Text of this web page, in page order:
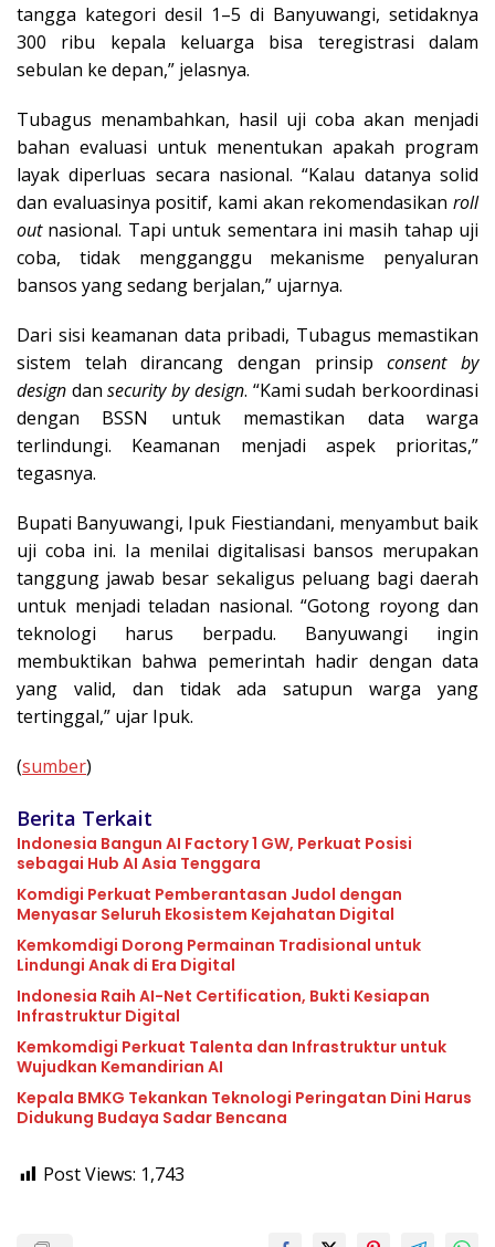
tangga kategori desil 1–5 di Banyuwangi, setidaknya
300 ribu kepala keluarga bisa teregistrasi dalam
sebulan ke depan,” jelasnya.
Tubagus menambahkan, hasil uji coba akan menjadi
bahan evaluasi untuk menentukan apakah program
layak diperluas secara nasional. “Kalau datanya solid
dan evaluasinya positif, kami akan rekomendasikan roll
outnasional. Tapi untuk sementara ini masih tahap uji
coba, tidak mengganggu mekanisme penyaluran
bansos yang sedang berjalan,” ujarnya.
Dari sisi keamanan data pribadi, Tubagus memastikan
sistem telah dirancang dengan prinsipconsent by
design dansecurity by design. “Kami sudah berkoordinasi
dengan BSSN untuk memastikan data warga
terlindungi. Keamanan menjadi aspek prioritas,”
tegasnya.
Bupati Banyuwangi, Ipuk Fiestiandani, menyambut baik
uji coba ini. Ia menilai digitalisasi bansos merupakan
tanggung jawab besar sekaligus peluang bagi daerah
untuk menjadi teladan nasional. “Gotong royong dan
teknologi harus berpadu. Banyuwangi ingin
membuktikan bahwa pemerintah hadir dengan data
yang valid, dan tidak ada satupun warga yang
tertinggal,” ujar Ipuk.
(sumber)
Berita Terkait
Indonesia Bangun AI Factory 1 GW, Perkuat Posisi
sebagai Hub AI Asia Tenggara
Komdigi Perkuat Pemberantasan Judol dengan
Menyasar Seluruh Ekosistem Kejahatan Digital
Kemkomdigi Dorong Permainan Tradisional untuk
Lindungi Anak di Era Digital
Indonesia Raih AI-Net Certification, Bukti Kesiapan
Infrastruktur Digital
Kemkomdigi Perkuat Talenta dan Infrastruktur untuk
Wujudkan Kemandirian AI
Kepala BMKG Tekankan Teknologi Peringatan Dini Harus
Didukung Budaya Sadar Bencana
Post Views: 1,743